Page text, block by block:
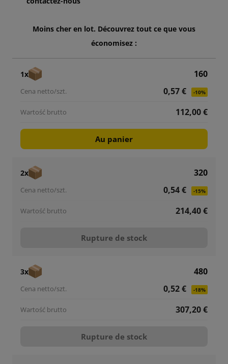
Moins cher en lot. Découvrez tout ce que vous
économisez :
1x
160
0,57 €
-10%
112,00 €
Au panier
2x
320
0,54 €
-15%
214,40 €
Rupture de stock
3x
480
0,52 €
-18%
307,20 €
Rupture de stock